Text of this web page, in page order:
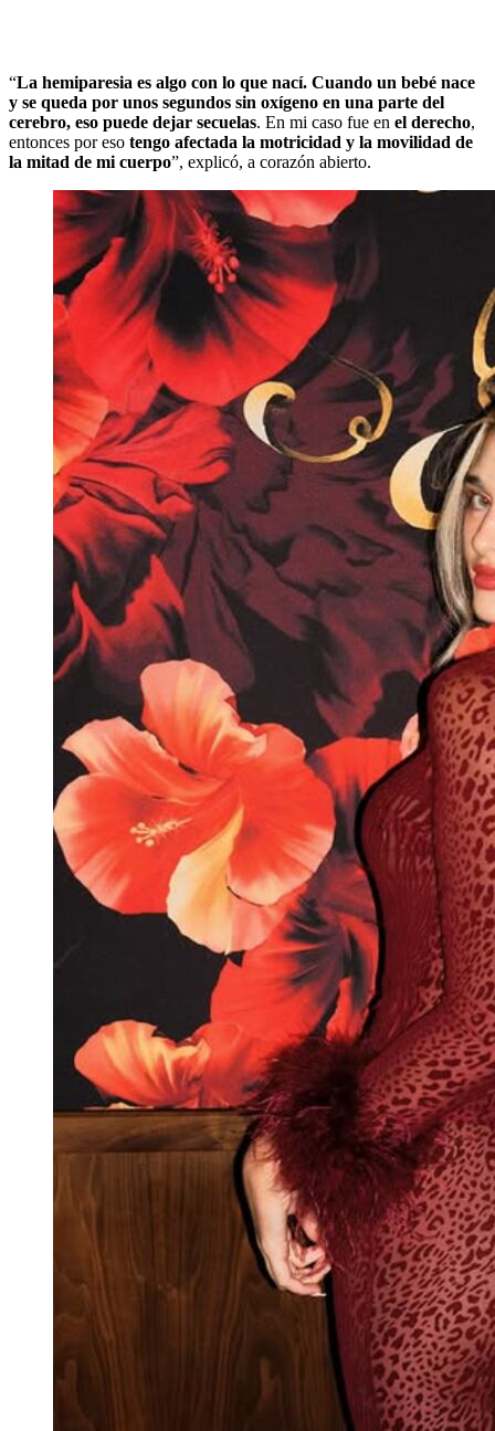
“La hemiparesia es algo con lo que nací. Cuando un bebé nace
y se queda por unos segundos sin oxígeno en una parte del
cerebro, eso puede dejar secuelas. En mi caso fue en el derecho,
entonces por eso tengo afectada la motricidad y la movilidad de
la mitad de mi cuerpo”, explicó, a corazón abierto.